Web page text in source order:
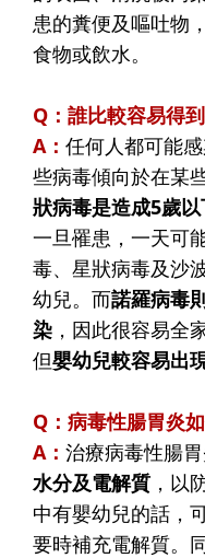
患的糞便及嘔吐物
食物或飲水。
Q：誰比較容易得
A： 任何人都可能
些病毒傾向於在某
狀病毒是造成5歲
一旦罹患，一天可
毒、星狀病毒及沙
幼兒。而諾羅病毒
染 ，因此很容易全
但嬰幼兒較容易出
Q：病毒性腸胃炎
A： 治療病毒性腸
水分及電解質 ，以
中有嬰幼兒的話，
要時補充電解質。